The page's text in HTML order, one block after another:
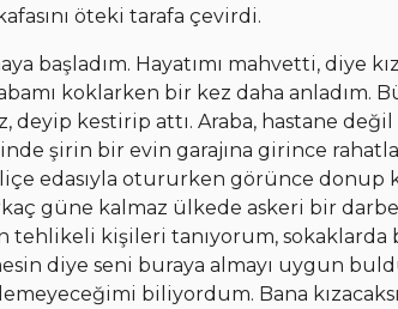
öteki tarafa çevirdi.
başladım. Hayatımı mahvetti, diye
koklarken bir kez daha anladım.
deyip kestirip attı. Araba, hastane değil
şirin bir evin garajına girince
edasıyla otururken görünce donup
güne kalmaz ülkede askeri bir darbe
tehlikeli kişileri tanıyorum, sokaklarda
diye seni buraya almayı uygun
biliyordum. Bana